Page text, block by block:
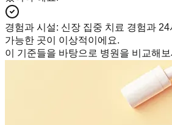
경험과 시설: 신장 집중 치료 경험과
가능한 곳이 이상적이에요.
이 기준들을 바탕으로 병원을 비교해